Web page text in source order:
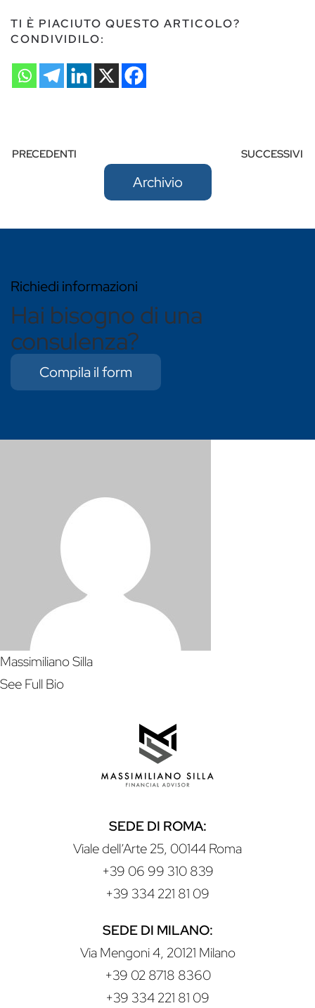
TI È PIACIUTO QUESTO ARTICOLO?
CONDIVIDILO:
PRECEDENTI SUCCESSIVI
Archivio
Richiedi informazioni
Hai bisogno di una
consulenza?
Compila il form
Massimiliano Silla
See Full Bio
SEDE DI ROMA:
Viale dell’Arte 25, 00144 Roma
+39 06 99 310 839
+39 334 221 81 09
SEDE DI MILANO:
Via Mengoni 4, 20121 Milano
+39 02 8718 8360
+39 334 221 81 09